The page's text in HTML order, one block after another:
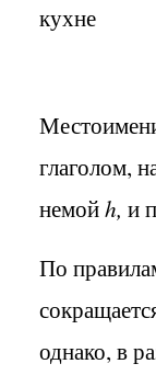
кухне
глаголом,
немойh, и
По
однако, в